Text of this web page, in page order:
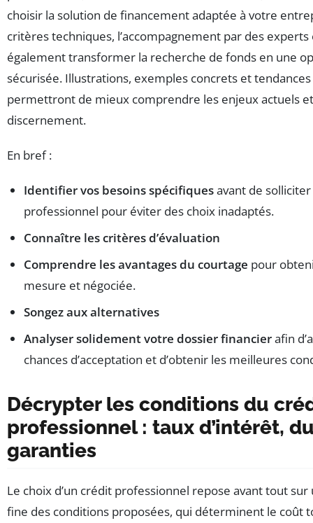
choisir la solution de financement adaptée à votre
critères techniques, l’accompagnement par des
également transformer la recherche de fonds en une
sécurisée. Illustrations, exemples concrets et
permettront de mieux comprendre les enjeux actuels et
discernement.
En bref :
Identifier vos besoins spécifiquesavant de
professionnel pour éviter des choix inadaptés.
Connaître les critères d’évaluation
Comprendre les avantages du courtage pour
mesure et négociée.
Songez aux alternatives
Analyser solidement votre dossier financierafin
chances d’acceptation et d’obtenir les meilleures
Décrypter les conditions du
professionnel : taux d’intérêt,
garanties
Le choix d’un crédit professionnel repose avant tout
fine des conditions proposées, qui déterminent le coût